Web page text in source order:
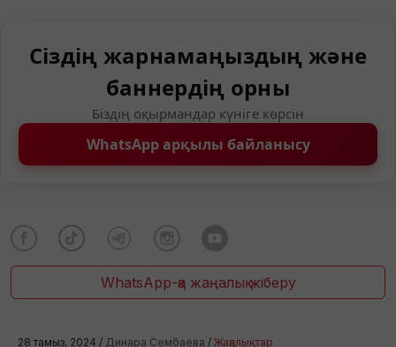
Сіздің жарнамаңыздың және
баннердің орны
Біздің оқырмандар күніге көрсін
WhatsApp арқылы байланысу
WhatsApp-қа жаңалық жіберу
28 тамыз, 2024 / Динара Сембаева / Жаңалықтар